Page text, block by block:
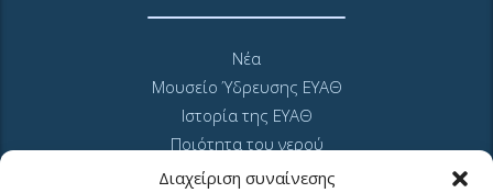
Διαχείριση συναίνεσης
Νέα
Μουσείο Ύδρευσης ΕΥΑΘ
Ιστορία της ΕΥΑΘ
Ποιότητα του νερού
Πολιτική Απορρήτου Ιστοτόπου